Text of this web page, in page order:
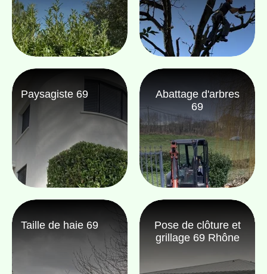
Paysagiste 69
Abattage d'arbres
69
Taille de haie 69
Pose de clôture et
grillage 69 Rhône